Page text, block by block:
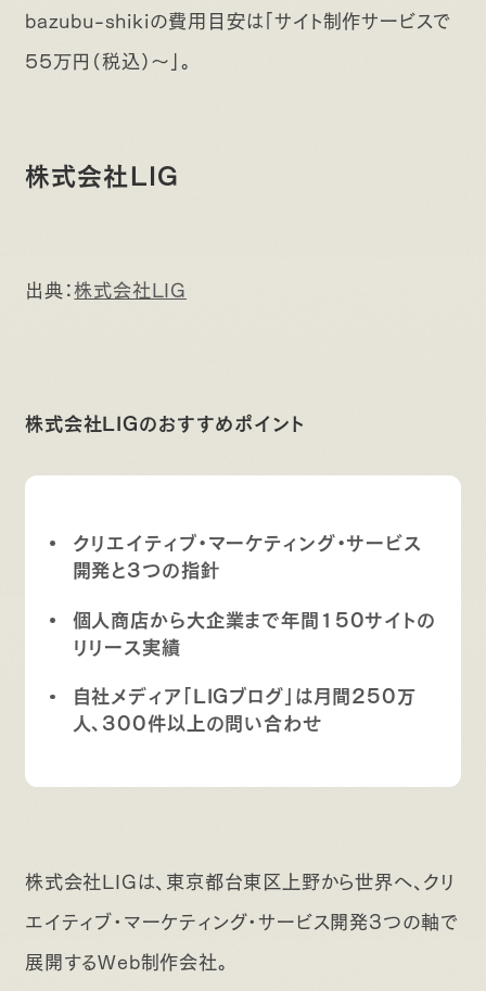
bazubu-shikiの費用目安は「サイト制作サービスで
55万円（税込）〜」。
株式会社LIG
出典：株式会社LIG
株式会社LIGのおすすめポイント
クリエイティブ・マーケティング・サービス
開発と3つの指針
個人商店から大企業まで年間150サイトの
リリース実績
自社メディア「LIGブログ」は月間250万
人、300件以上の問い合わせ
株式会社LIGは、東京都台東区上野から世界へ、クリ
エイティブ・マーケティング・サービス開発3つの軸で
展開するWeb制作会社。